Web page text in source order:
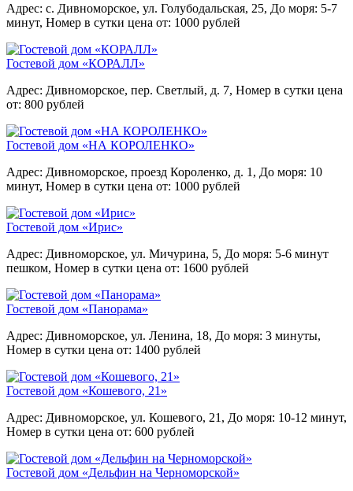
Адрес: c. Дивноморское, ул. Голубодальская, 25, До моря: 5-7
минут, Номер в сутки цена от: 1000 рублей
Гостевой дом «КОРАЛЛ»
Адрес: Дивноморское, пер. Светлый, д. 7, Номер в сутки цена
от: 800 рублей
Гостевой дом «НА КОРОЛЕНКО»
Адрес: Дивноморское, проезд Короленко, д. 1, До моря: 10
минут, Номер в сутки цена от: 1000 рублей
Гостевой дом «Ирис»
Адрес: Дивноморское, ул. Мичурина, 5, До моря: 5-6 минут
пешком, Номер в сутки цена от: 1600 рублей
Гостевой дом «Панорама»
Адрес: Дивноморское, ул. Ленина, 18, До моря: 3 минуты,
Номер в сутки цена от: 1400 рублей
Гостевой дом «Кошевого, 21»
Адрес: Дивноморское, ул. Кошевого, 21, До моря: 10-12 минут,
Номер в сутки цена от: 600 рублей
Гостевой дом «Дельфин на Черноморской»